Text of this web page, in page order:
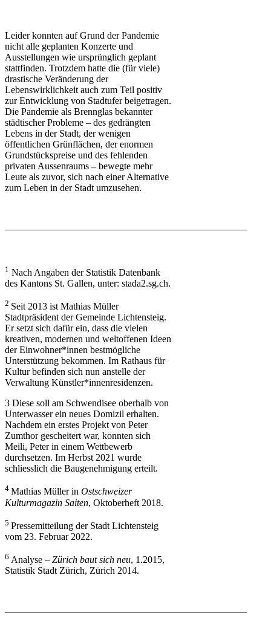
Leider konnten auf Grund der Pandemie
nicht alle geplanten Konzerte und
Ausstellungen wie ursprünglich geplant
stattfinden. Trotzdem hatte die (für viele)
drastische Veränderung der
Lebenswirklichkeit auch zum Teil positiv
zur Entwicklung von Stadtufer beigetragen.
Die Pandemie als Brennglas bekannter
städtischer Probleme – des gedrängten
Lebens in der Stadt, der wenigen
öffentlichen Grünflächen, der enormen
Grundstückspreise und des fehlenden
privaten Aussenraums – bewegte mehr
Leute als zuvor, sich nach einer Alternative
zum Leben in der Stadt umzusehen.
––––––––––––––––––––––––––––––––––––––––––––––––––
1 Nach Angaben der Statistik Datenbank
des Kantons St. Gallen, unter: stada2.sg.ch.
2 Seit 2013 ist Mathias Müller
Stadtpräsident der Gemeinde Lichtensteig.
Er setzt sich dafür ein, dass die vielen
kreativen, modernen und weltoffenen Ideen
der Einwohner*innen bestmögliche
Unterstützung bekommen. Im Rathaus für
Kultur befinden sich nun anstelle der
Verwaltung Künstler*innenresidenzen.
3 Diese soll am Schwendisee oberhalb von
Unterwasser ein neues Domizil erhalten.
Nachdem ein erstes Projekt von Peter
Zumthor gescheitert war, konnten sich
Meili, Peter in einem Wettbewerb
durchsetzen. Im Herbst 2021 wurde
schliesslich die Baugenehmigung erteilt.
4 Mathias Müller in Ostschweizer
Kulturmagazin Saiten, Oktoberheft 2018.
5 Pressemitteilung der Stadt Lichtensteig
vom 23. Februar 2022.
6 Analyse – Zürich baut sich neu, 1.2015,
Statistik Stadt Zürich, Zürich 2014.
––––––––––––––––––––––––––––––––––––––––––––––––––